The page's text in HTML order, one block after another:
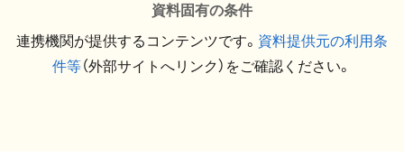
資料固有の条件
連携機関が提供するコンテンツです。 資料提供元の利用条
件等（外部サイトへリンク）をご確認ください。